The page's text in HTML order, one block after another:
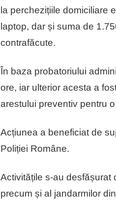
la perchezițiile domiciliare
laptop, dar și suma de
contrafăcute.
În baza probatoriului
ore, iar ulterior acesta a
arestului preventiv pentru
Acțiunea a beneficiat de
Poliției Române.
Activitățile s-au desfășurat
precum și al jandarmilor